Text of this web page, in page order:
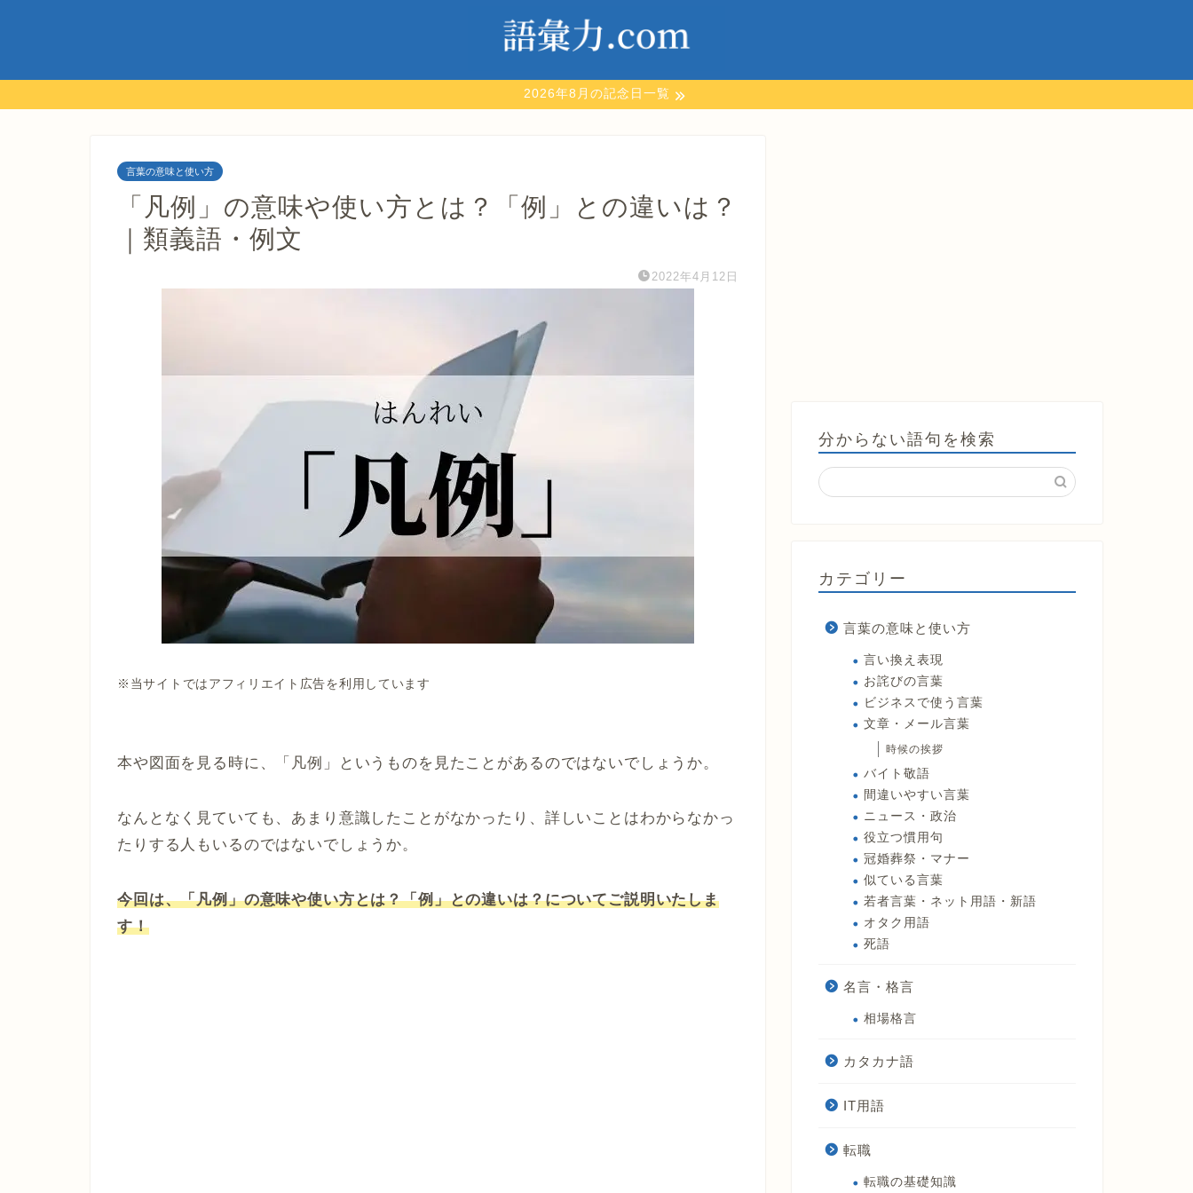
2026年8月の記念日一覧
言葉の意味と使い方
「凡例」の意味や使い方とは？「例」との違いは？
｜類義語・例文
2022年4月12日
※当サイトではアフィリエイト広告を利用しています
本や図面を見る時に、「凡例」というものを見たことがあるのではないでしょうか。
なんとなく見ていても、あまり意識したことがなかったり、詳しいことはわからなかっ
たりする人もいるのではないでしょうか。
今回は、「凡例」の意味や使い方とは？「例」との違いは？についてご説明いたしま
す！
分からない語句を検索
カテゴリー
言葉の意味と使い方
言い換え表現
お詫びの言葉
ビジネスで使う言葉
文章・メール言葉
時候の挨拶
バイト敬語
間違いやすい言葉
ニュース・政治
役立つ慣用句
冠婚葬祭・マナー
似ている言葉
若者言葉・ネット用語・新語
オタク用語
死語
名言・格言
相場格言
カタカナ語
IT用語
転職
転職の基礎知識